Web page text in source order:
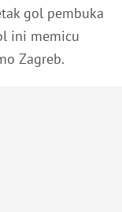
gol pembuka
ini memicu
Zagreb.